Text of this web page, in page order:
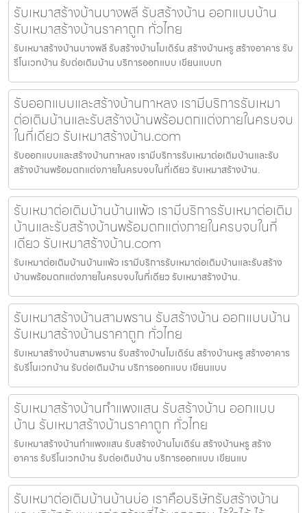
รับเหมาสร้างบ้านบางพลี รับสร้างบ้าน ออกแบบบ้าน
รับเหมาสร้างบ้านราคาถูก ทั่วไทย
รับเหมาสร้างบ้านบางพลี รับสร้างบ้านโมเดิร์น สร้างบ้านหรู สร้างอาคาร รับ
รีโนเวทบ้าน รับต่อเติมบ้าน บริการออกแบบ เขียนแบบก
รับออกแบบและสร้างบ้านกาหลง เรามีบริการรับเหมา
ต่อเติมบ้านและรับสร้างบ้านพร้อมตกแต่งภายในครบจบ
ในที่เดียว รับเหมาสร้างบ้าน.com
รับออกแบบและสร้างบ้านกาหลง เรามีบริการรับเหมาต่อเติมบ้านและรับ
สร้างบ้านพร้อมตกแต่งภายในครบจบในที่เดียว รับเหมาสร้างบ้าน.
รับเหมาต่อเติมบ้านบ้านแพ้ว เรามีบริการรับเหมาต่อเติม
บ้านและรับสร้างบ้านพร้อมตกแต่งภายในครบจบในที่
เดียว รับเหมาสร้างบ้าน.com
รับเหมาต่อเติมบ้านบ้านแพ้ว เรามีบริการรับเหมาต่อเติมบ้านและรับสร้าง
บ้านพร้อมตกแต่งภายในครบจบในที่เดียว รับเหมาสร้างบ้าน.
รับเหมาสร้างบ้านสามพราน รับสร้างบ้าน ออกแบบบ้าน
รับเหมาสร้างบ้านราคาถูก ทั่วไทย
รับเหมาสร้างบ้านสามพราน รับสร้างบ้านโมเดิร์น สร้างบ้านหรู สร้างอาคาร
รับรีโนเวทบ้าน รับต่อเติมบ้าน บริการออกแบบ เขียนแบบ
รับเหมาสร้างบ้านกำแพงแสน รับสร้างบ้าน ออกแบบ
บ้าน รับเหมาสร้างบ้านราคาถูก ทั่วไทย
รับเหมาสร้างบ้านกำแพงแสน รับสร้างบ้านโมเดิร์น สร้างบ้านหรู สร้าง
อาคาร รับรีโนเวทบ้าน รับต่อเติมบ้าน บริการออกแบบ เขียนแบ
รับเหมาต่อเติมบ้านบ้านบ่อ เราคือบริษัทรับสร้างบ้าน